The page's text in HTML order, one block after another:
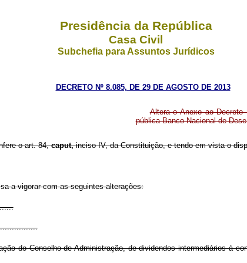
Presidência da República
Casa Civil
Subchefia para Assuntos Jurídicos
DECRETO Nº 8.085, DE 29 DE AGOSTO DE 2013
Altera o Anexo ao
pública Banco Nacional de
o art. 84,caput,inciso IV, da Constituição, e tendo em vista o
a vigorar com as seguintes alterações:
do Conselho de Administração, de dividendos intermediários à